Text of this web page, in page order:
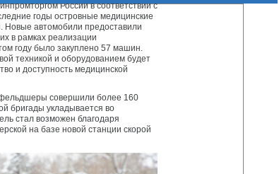
России в соответствии с
годы островные медицинские
Новые автомобили предоставили
в рамках реализации
году было закуплено 57 машин.
техникой и оборудованием будет
и доступность медицинской
совершили более 160
бригады укладывается во
стал возможен благодаря
на базе новой станции скорой